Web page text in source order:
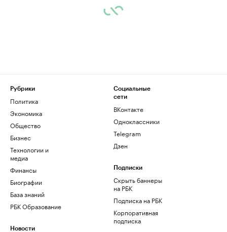
Рубрики
Политика
Экономика
Общество
Бизнес
Технологии и
медиа
Финансы
Биографии
База знаний
РБК Образование
Новости
Социальные
сети
ВКонтакте
Одноклассники
Telegram
Дзен
Подписки
Скрыть баннеры
на РБК
Подписка на РБК
Корпоративная
подписка